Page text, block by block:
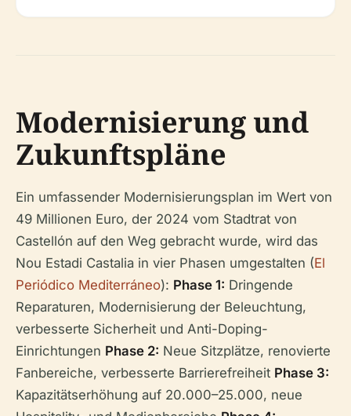
Modernisierung und
Zukunftspläne
Ein umfassender Modernisierungsplan im Wert von
49 Millionen Euro, der 2024 vom Stadtrat von
Castellón auf den Weg gebracht wurde, wird das
Nou Estadi Castalia in vier Phasen umgestalten (El
Periódico Mediterráneo): Phase 1: Dringende
Reparaturen, Modernisierung der Beleuchtung,
verbesserte Sicherheit und Anti-Doping-
Einrichtungen Phase 2: Neue Sitzplätze, renovierte
Fanbereiche, verbesserte Barrierefreiheit Phase 3:
Kapazitätserhöhung auf 20.000–25.000, neue